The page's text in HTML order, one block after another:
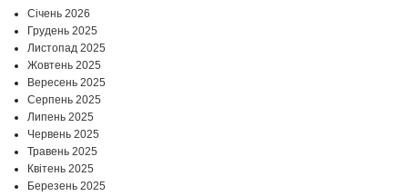
Січень 2026
Грудень 2025
Листопад 2025
Жовтень 2025
Вересень 2025
Серпень 2025
Липень 2025
Червень 2025
Травень 2025
Квітень 2025
Березень 2025